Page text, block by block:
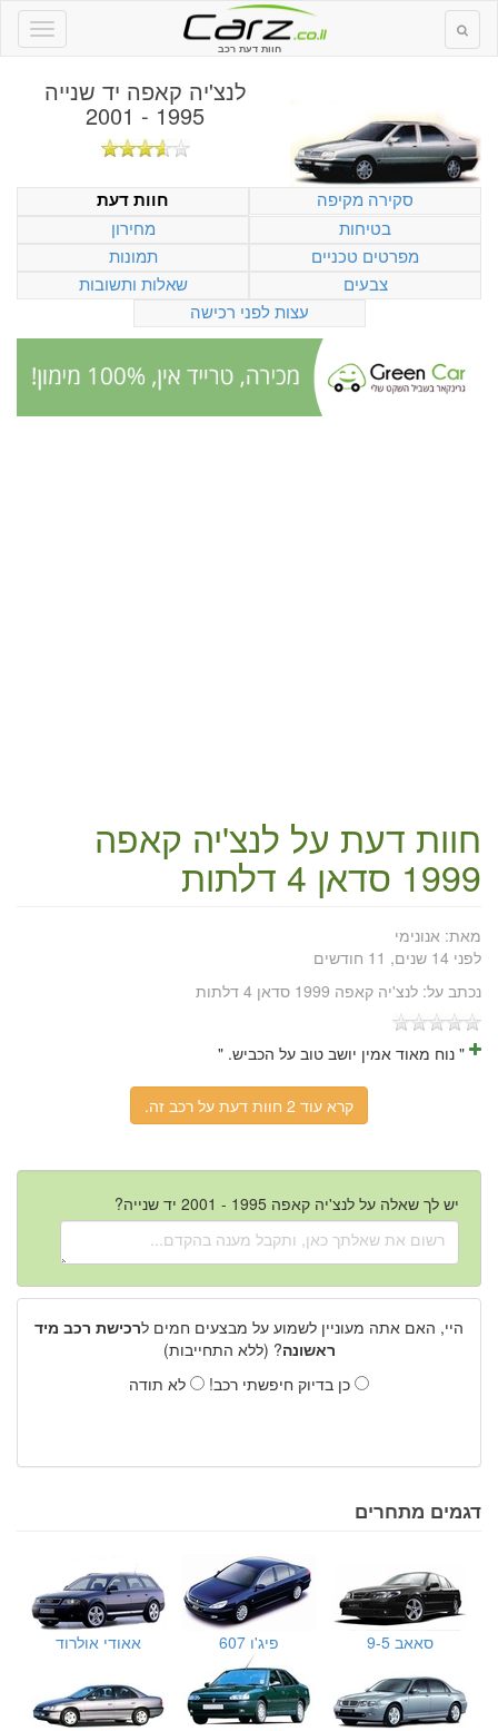
חוות דעת רכב
לנצ'יה קאפה יד שנייה
1995 - 2001
סקירה מקיפה
חוות דעת
בטיחות
מחירון
מפרטים טכניים
תמונות
צבעים
שאלות ותשובות
עצות לפני רכישה
חוות דעת על לנצ'יה קאפה
1999 סדאן 4 דלתות
מאת: אנונימי
לפני 14 שנים, 11 חודשים
נכתב על: לנצ'יה קאפה 1999 סדאן 4 דלתות
" נוח מאוד אמין יושב טוב על הכביש. "
קרא עוד 2 חוות דעת על רכב זה.
יש לך שאלה על לנצ'יה קאפה 1995 - 2001 יד שנייה?
היי, האם אתה מעוניין לשמוע על מבצעים חמים לרכישת רכב מיד
ראשונה? (ללא התחייבות)
כן בדיוק חיפשתי רכב!
לא תודה
דגמים מתחרים
סאאב 9-5 פיג'ו 607 אאודי אולרוד